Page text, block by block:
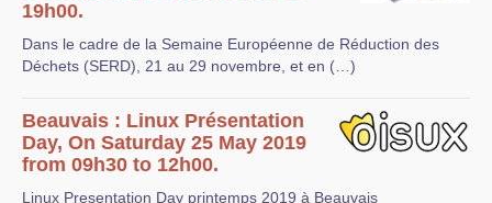
19h00.
Dans le cadre de la Semaine Européenne de Réduction des
Déchets (SERD), 21 au 29 novembre, et en (…)
Beauvais : Linux Présentation
Day, On Saturday 25 May 2019
from 09h30 to 12h00.
Linux Presentation Day printemps 2019 à Beauvais